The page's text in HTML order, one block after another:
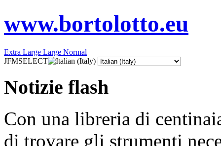
www.bortolotto.eu
Extra Large Large Normal
JFMSELECT
Notizie flash
Con una libreria di
di trovare gli strumenti